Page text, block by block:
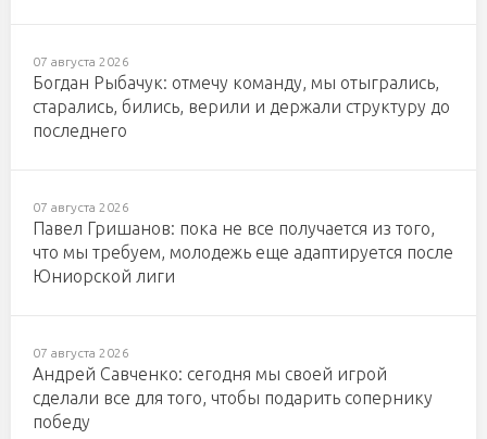
07 августа 2026
Богдан Рыбачук: отмечу команду, мы отыгрались,
старались, бились, верили и держали структуру до
последнего
07 августа 2026
Павел Гришанов: пока не все получается из того,
что мы требуем, молодежь еще адаптируется после
Юниорской лиги
07 августа 2026
Андрей Савченко: сегодня мы своей игрой
сделали все для того, чтобы подарить сопернику
победу